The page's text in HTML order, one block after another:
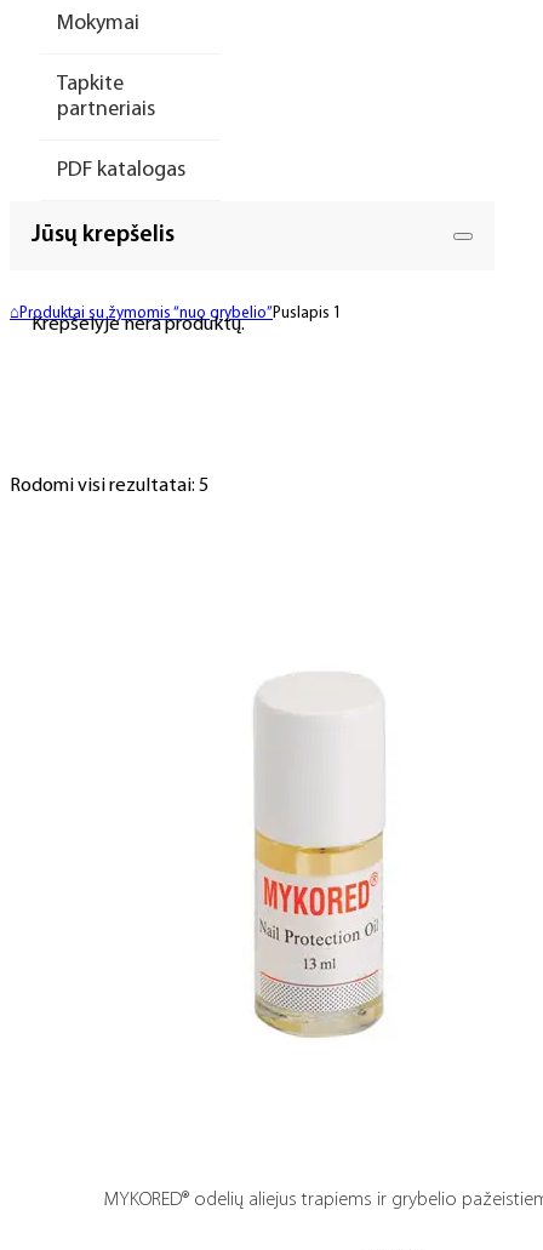
Mokymai
Tapkite
partneriais
PDF katalogas
Jūsų krepšelis
Krepšelyje nėra produktų.
⌂ Produktai su žymomis “nuo grybelio” Puslapis 1
Rodomi visi rezultatai: 5
MYKORED® odelių aliejus trapiems ir grybelio